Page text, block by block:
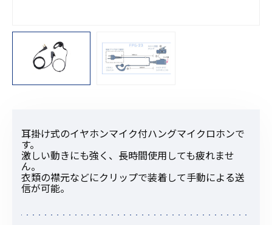
耳掛け式のイヤホンマイク付ハングマイクロホンで
す。
激しい動きにも強く、長時間使用しても疲れませ
ん。
衣類の襟元などにクリップで装着して手動による送
信が可能。